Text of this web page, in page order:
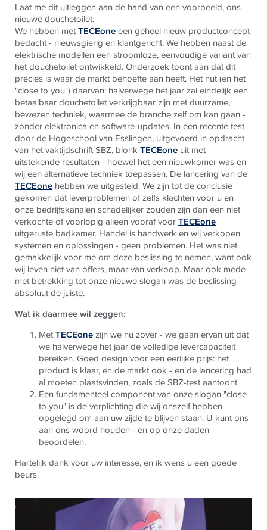
Laat me dit uitleggen aan de hand van een voorbeeld, ons
nieuwe douchetoilet:
We hebben metTECEoneeen geheel nieuw productconcept
bedacht - nieuwsgierig en klantgericht. We hebben naast de
elektrische modellen een stroomloze, eenvoudige variant van
het douchetoilet ontwikkeld. Onderzoek toont aan dat dit
precies is waar de markt behoefte aan heeft. Het nut (en het
"close to you") daarvan: halverwege het jaar zal eindelijk een
betaalbaar douchetoilet verkrijgbaar zijn met duurzame,
bewezen techniek, waarmee de branche zelf om kan gaan -
zonder elektronica en software-updates. In een recente test
door de Hogeschool van Esslingen, uitgevoerd in opdracht
van het vaktijdschrift SBZ, blonkTECEone uit met
uitstekende resultaten - hoewel het een nieuwkomer was en
wij een alternatieve techniek toepassen. De lancering van de
TECEone hebben we uitgesteld. We zijn tot de conclusie
gekomen dat leverproblemen of zelfs klachten voor u en
onze bedrijfskanalen schadelijker zouden zijn dan een niet
verkochte of voorlopig alleen vooraf voorTECEone
uitgeruste badkamer. Handel is handwerk en wij verkopen
systemen en oplossingen - geen problemen. Het was niet
gemakkelijk voor me om deze beslissing te nemen, want ook
wij leven niet van offers, maar van verkoop. Maar ook mede
met betrekking tot onze nieuwe slogan was de beslissing
absoluut de juiste.
Wat ik daarmee wil zeggen:
MetTECEonezijn we nu zover - we gaan ervan uit dat
we halverwege het jaar de volledige levercapaciteit
bereiken. Goed design voor een eerlijke prijs: het
product is klaar, en de markt ook - en de lancering had
al moeten plaatsvinden, zoals de SBZ-test aantoont.
Een fundamenteel component van onze slogan "close
to you" is de verplichting die wij onszelf hebben
opgelegd om aan uw zijde te blijven staan. U kunt ons
aan ons woord houden - en op onze daden
beoordelen.
Hartelijk dank voor uw interesse, en ik wens u een goede
beurs.